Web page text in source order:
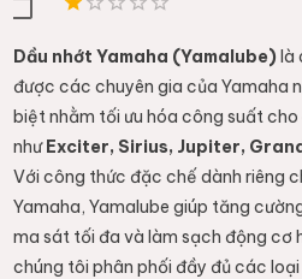
Dầu nhớt Yamaha (Yamalube) là
được các chuyên gia của Yamaha
biệt nhằm tối ưu hóa công suất
nhưExciter, Sirius, Jupiter,
Với công thức đặc chế dành riêng
Yamaha, Yamalube giúp tăng
ma sát tối đa và làm sạch động cơ
chúng tôi phân phối đầy đủ các